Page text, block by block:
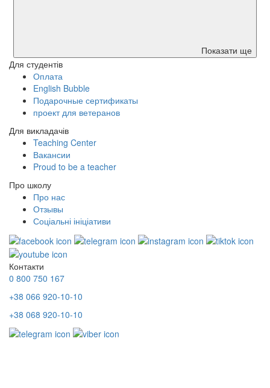
Показати ще
Для студентів
Оплата
English Bubble
Подарочные сертификаты
проект для ветеранов
Для викладачів
Teaching Center
Вакансии
Proud to be a teacher
Про школу
Про нас
Отзывы
Соціальні ініціативи
Контакти
0 800 750 167
+38 066 920-10-10
+38 068 920-10-10